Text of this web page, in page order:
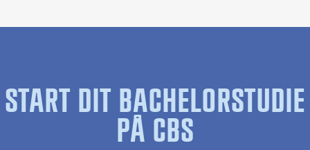
START DIT BACHELORSTUDIE
PÅ CBS